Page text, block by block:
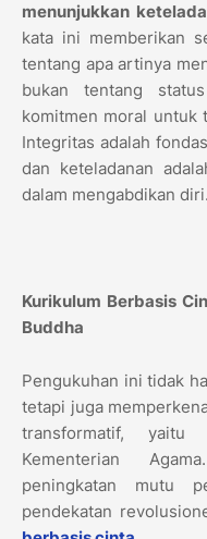
menunjukkan
kata ini memberikan
tentang apa artinya
bukan tentang
komitmen moral untuk
Integritas adalah
dan keteladanan
dalam mengabdikan diri.
Kurikulum Berbasis
Buddha
Pengukuhan ini tidak
tetapi juga
transformatif,
Kementerian
peningkatan mutu
pendekatan